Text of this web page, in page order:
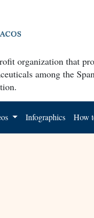
organization that
among the
Infographics How